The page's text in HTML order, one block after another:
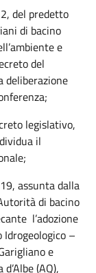
del predetto
di bacino
e
del
deliberazione
legislativo,
il
assunta dalla
di bacino
l’adozione
–
e
(AQ),